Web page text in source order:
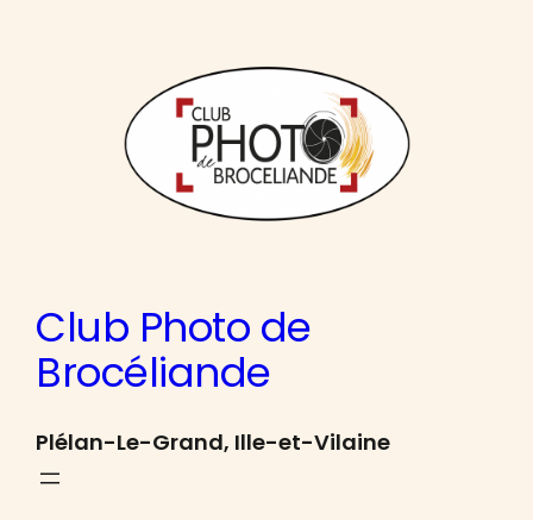
Club Photo de
Brocéliande
Plélan-Le-Grand, Ille-et-Vilaine